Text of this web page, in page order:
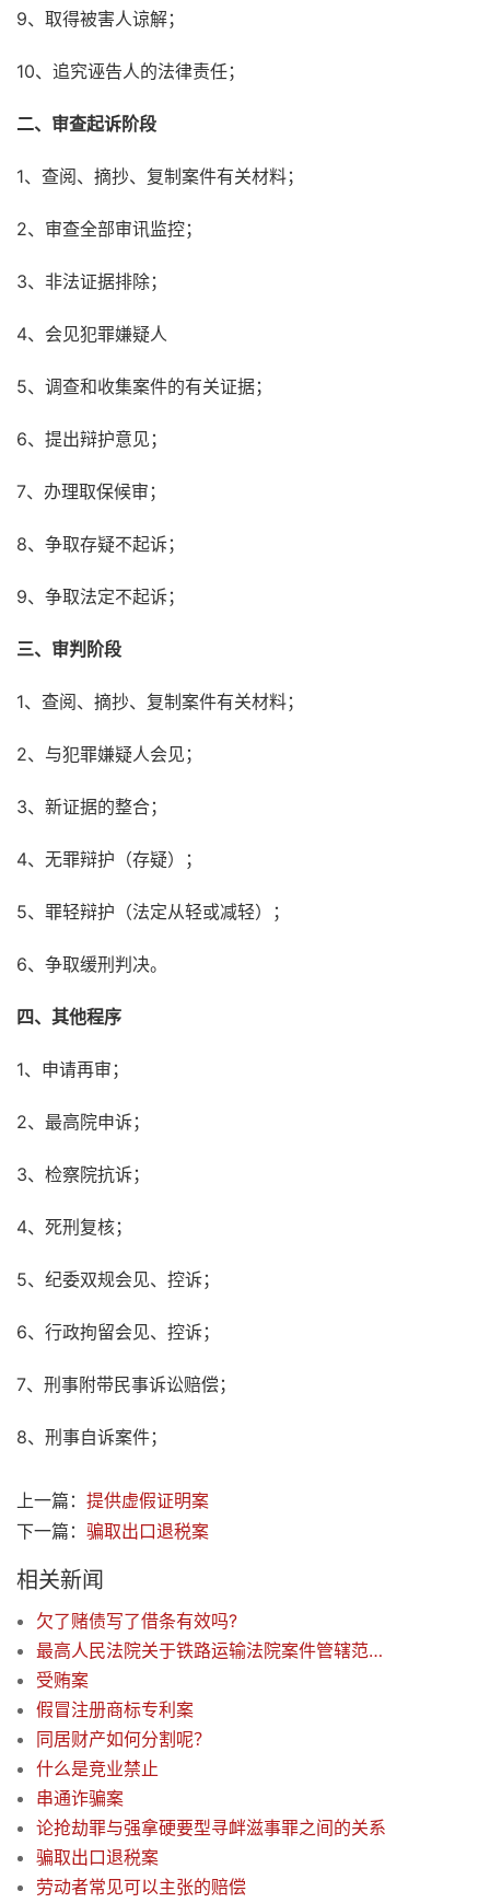
9、取得被害人谅解；
10、追究诬告人的法律责任；
二、审查起诉阶段
1、查阅、摘抄、复制案件有关材料；
2、审查全部审讯监控；
3、非法证据排除；
4、会见犯罪嫌疑人
5、调查和收集案件的有关证据；
6、提出辩护意见；
7、办理取保候审；
8、争取存疑不起诉；
9、争取法定不起诉；
三、审判阶段
1、查阅、摘抄、复制案件有关材料；
2、与犯罪嫌疑人会见；
3、新证据的整合；
4、无罪辩护（存疑）；
5、罪轻辩护（法定从轻或减轻）；
6、争取缓刑判决。
四、其他程序
1、申请再审；
2、最高院申诉；
3、检察院抗诉；
4、死刑复核；
5、纪委双规会见、控诉；
6、行政拘留会见、控诉；
7、刑事附带民事诉讼赔偿；
8、刑事自诉案件；
上一篇： 提供虚假证明案
下一篇： 骗取出口退税案
相关新闻
欠了赌债写了借条有效吗?
最高人民法院关于铁路运输法院案件管辖范围的若干规定
受贿案
假冒注册商标专利案
同居财产如何分割呢？
什么是竞业禁止
串通诈骗案
论抢劫罪与强拿硬要型寻衅滋事罪之间的关系
骗取出口退税案
劳动者常见可以主张的赔偿